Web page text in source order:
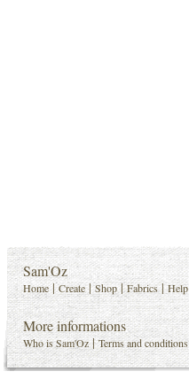
Sam'Oz
Home |Create |Shop |Fabrics |Help
More informations
Who is Sam'Oz |Terms and conditions